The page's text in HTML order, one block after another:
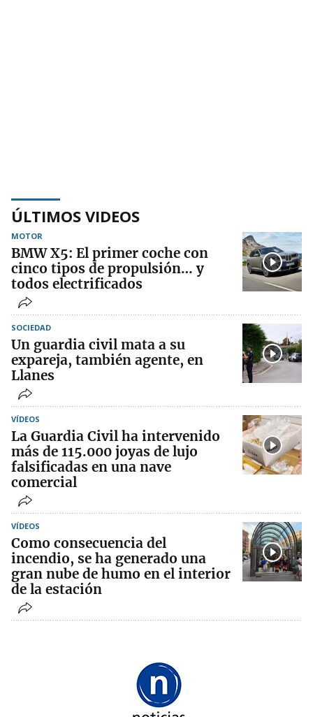
ÚLTIMOS VIDEOS
MOTOR
BMW X5: El primer coche con
cinco tipos de propulsión… y
todos electrificados
SOCIEDAD
Un guardia civil mata a su
expareja, también agente, en
Llanes
VÍDEOS
La Guardia Civil ha intervenido
más de 115.000 joyas de lujo
falsificadas en una nave
comercial
VÍDEOS
Como consecuencia del
incendio, se ha generado una
gran nube de humo en el interior
de la estación